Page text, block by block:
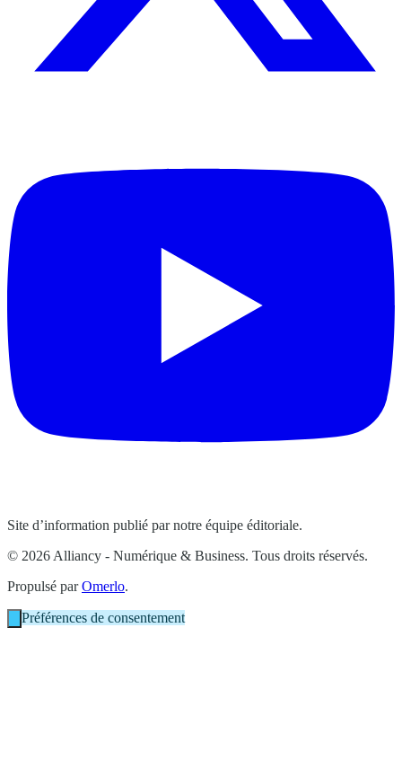
Site d’information publié par notre équipe éditoriale.
© 2026 Alliancy - Numérique & Business. Tous droits réservés.
Propulsé parOmerlo.
Préférences de consentement